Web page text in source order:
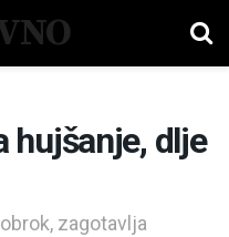
hujšanje, dlje
zagotavlja